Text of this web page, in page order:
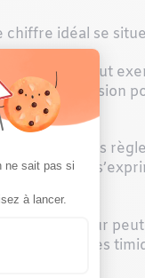
idéal se
il ne peut
la session
délimiter les
ait pu
présentateur
Les personnes